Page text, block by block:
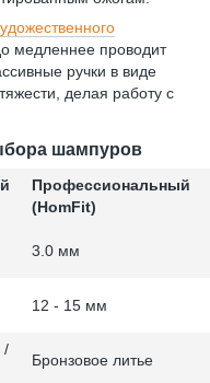
медленнее проводит
ручки в виде
делая работу с
шампуров
Профессиональный
(HomFit)
3.0 мм
12 - 15 мм
/
Бронзовое литье